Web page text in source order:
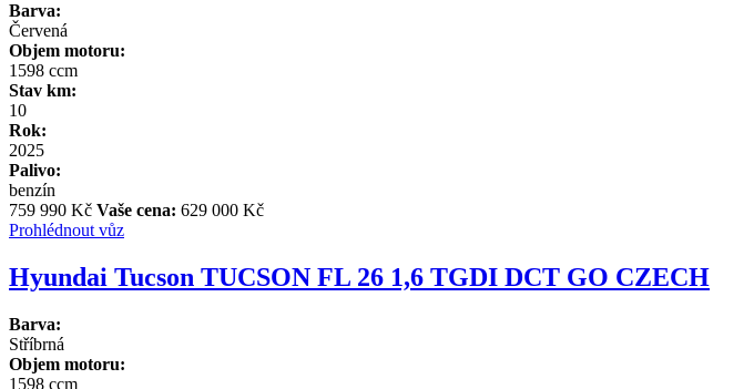
Barva:
Červená
Objem motoru:
1598 ccm
Stav km:
10
Rok:
2025
Palivo:
benzín
759 990 Kč Vaše cena: 629 000 Kč
Prohlédnout vůz
Hyundai Tucson TUCSON FL 26 1,6 TGDI DCT GO CZECH
Barva:
Stříbrná
Objem motoru:
1598 ccm